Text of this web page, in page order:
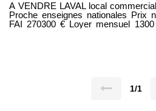
A VENDRE LAVAL local commercial de
Proche enseignes nationales Prix net vendeur 250000 € Prix
FAI 270300 € Loyer mensuel 1300 euros ht + charges Taxe
1/1